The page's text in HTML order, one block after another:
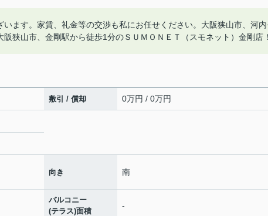
ます。家賃、礼金等の交渉も私にお任せください。大阪狭山市、河
狭山市、金剛駅から徒歩1分のＳＵＭＯＮＥＴ（スモネット）金剛店
敷引 / 償却 0万円 / 0万円
向き 南
バルコニー
(テラス)面積
-